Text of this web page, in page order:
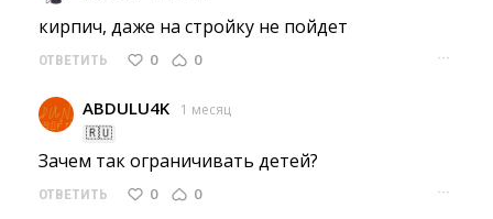
кирпич, даже на стройку не пойдет
ОТВЕТИТЬ 0 0 ···
ABDULU4K
1 месяц
🇷🇺
Зачем так ограничивать детей?
ОТВЕТИТЬ 0 0 ···